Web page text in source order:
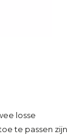
losse
te passen zijn